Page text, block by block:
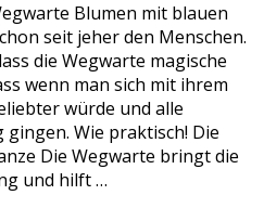
Blumen mit blauen
seit jeher den Menschen.
die Wegwarte magische
wenn man sich mit ihrem
würde und alle
Wie praktisch! Die
Die Wegwarte bringt die
und hilft …